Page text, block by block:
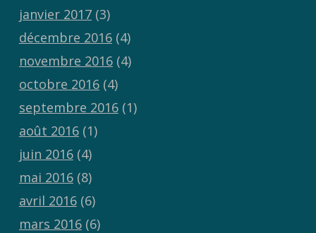
janvier 2017(3)
décembre 2016(4)
novembre 2016(4)
octobre 2016(4)
septembre 2016(1)
août 2016(1)
juin 2016(4)
mai 2016(8)
avril 2016(6)
mars 2016(6)